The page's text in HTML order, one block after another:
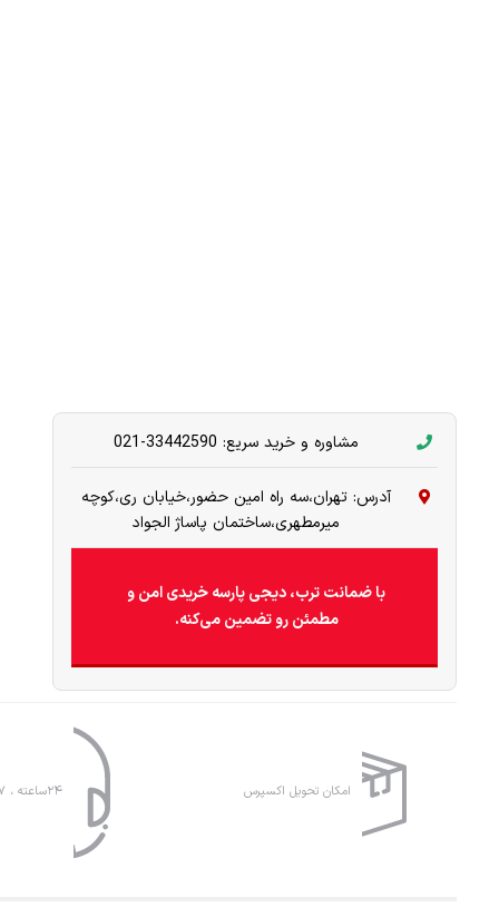
مشاوره و خرید سریع: 33442590-021
آدرس: تهران،سه راه امین حضور،خیابان ری،کوچه
میرمطهری،ساختمان پاساژ الجواد
با ضمانت ترب، دیجی پارسه خریدی امن و
مطمئن رو تضمین می‌کنه.
امکان تحویل اکسپرس ۲۴ساعته ، ۷روز هفته